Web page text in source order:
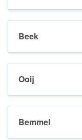
Beek
Ooij
Bemmel